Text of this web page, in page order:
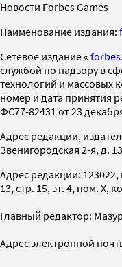
Новости Forbes Games
Наименование издания:
Cетевое издание «
службой по надзору в
технологий и массовых
номер и дата принятия
ФС77-82431 от 23
Адрес редакции,
Звенигородская 2-я, д.
Адрес редакции: 123022,
13, стр. 15, эт. 4, пом. X,
Главный редактор:
Адрес электронной